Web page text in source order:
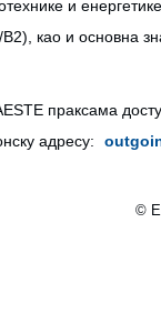
и
као и основна
праксама
адресу:
©